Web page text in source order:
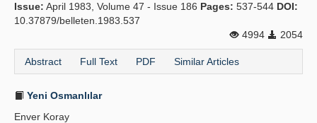
Issue: April 1983, Volume 47 - Issue 186 Pages: 537-544 DOI:
10.37879/belleten.1983.537
4994
2054
Abstract Full Text PDF Similar Articles
Yeni Osmanlılar
Enver Koray